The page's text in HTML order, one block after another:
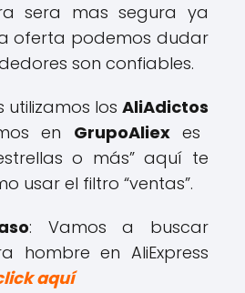
sera mas segura ya
oferta podemos dudar
son confiables.
utilizamos los AliAdictos
en GrupoAliexes
o más” aquí te
usar el filtro “ventas”.
: Vamos a buscar
hombre en AliExpress
aquí